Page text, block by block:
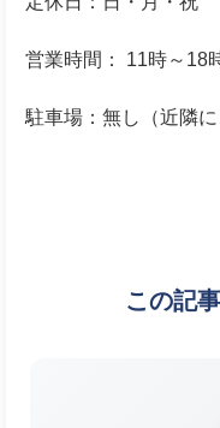
営業時間： 11時～18
駐車場：無し（近隣
この記